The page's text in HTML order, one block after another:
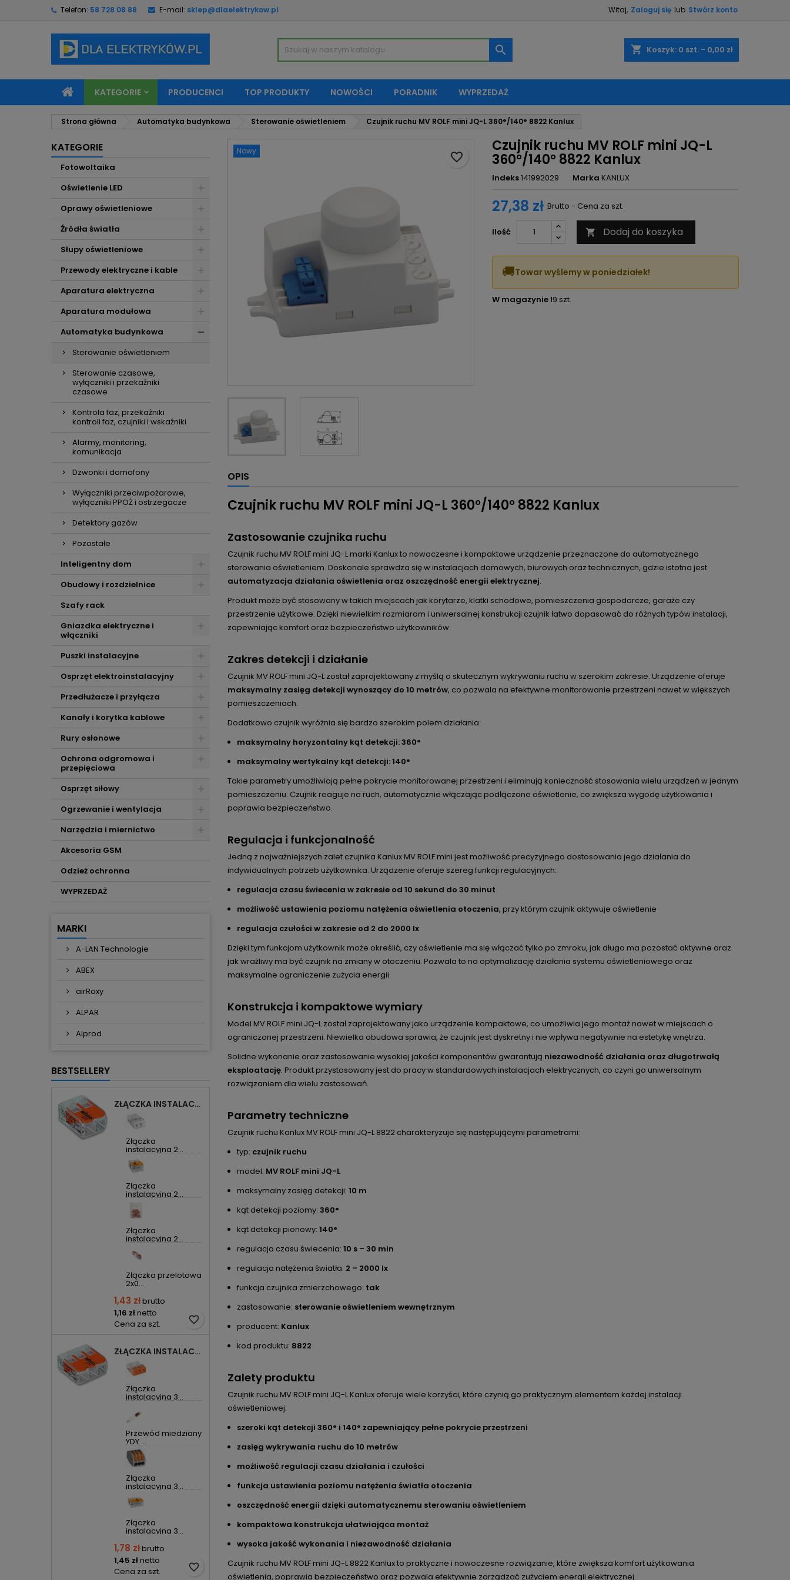
Telefon: 58 728 08 88 E-mail: sklep@dlaelektrykow.pl Witaj, Zaloguj się lub Stwórz konto
shopping_cart Koszyk: 0 szt. - 0,00 zł

KATEGORIE PRODUCENCI TOP PRODUKTY NOWOŚCI PORADNIK WYPRZEDAŻ
Strona główna Automatyka budynkowa Sterowanie oświetleniem Czujnik ruchu MV ROLF mini JQ-L 360°/140° 8822 Kanlux
KATEGORIE
Fotowoltaika
Oświetlenie LED
Oprawy oświetleniowe
Źródła światła
Słupy oświetleniowe
Przewody elektryczne i kable
Aparatura elektryczna
Aparatura modułowa
Automatyka budynkowa
Sterowanie oświetleniem
Sterowanie czasowe,
wyłączniki i przekaźniki
czasowe
Kontrola faz, przekaźniki
kontroli faz, czujniki i wskaźniki
Alarmy, monitoring,
komunikacja
Dzwonki i domofony
Wyłączniki przeciwpożarowe,
wyłączniki PPOŻ i ostrzegacze
Detektory gazów
Pozostałe
Inteligentny dom
Obudowy i rozdzielnice
Szafy rack
Gniazdka elektryczne i
włączniki
Puszki instalacyjne
Osprzęt elektroinstalacyjny
Przedłużacze i przyłącza
Kanały i korytka kablowe
Rury osłonowe
Ochrona odgromowa i
przepięciowa
Osprzęt siłowy
Ogrzewanie i wentylacja
Narzędzia i miernictwo
Akcesoria GSM
Odzież ochronna
WYPRZEDAŻ
MARKI
A-LAN Technologie
ABEX
airRoxy
ALPAR
Alprod
BESTSELLERY
ZŁĄCZKA INSTALACYJNA 2X UNIWERSALNA COMPACT 221-412 WAGO
Złączka
instalacyjna 2...
Złączka
instalacyjna 2...
Złączka
instalacyjna 2...
Złączka przelotowa
2x0...
1,43 złbrutto
1,16 złnetto
Cena za szt.
favorite_border
ZŁĄCZKA INSTALACYJNA 3X UNIWERSALNA COMPACT 221-413 WAGO
Złączka
instalacyjna 3...
Przewód miedziany
YDY ...
Złączka
instalacyjna 3...
Złączka
instalacyjna 3...
1,78 złbrutto
1,45 złnetto
Cena za szt.
favorite_border
Nowy Czujnik ruchu MV ROLF mini JQ-L
360°/140° 8822 Kanlux
Indeks141992029 Marka KANLUX
27,38 zł Brutto - Cena za szt.
Ilość  Dodaj do koszyka
favorite_border
🚚Towar wyślemy w poniedziałek!
W magazynie19 szt.
OPIS
Czujnik ruchu MV ROLF mini JQ-L 360°/140° 8822 Kanlux
Zastosowanie czujnika ruchu
Czujnik ruchu MV ROLF mini JQ-L marki Kanlux to nowoczesne i kompaktowe urządzenie przeznaczone do automatycznego
sterowania oświetleniem. Doskonale sprawdza się w instalacjach domowych, biurowych oraz technicznych, gdzie istotna jest
automatyzacja działania oświetlenia oraz oszczędność energii elektrycznej.
Produkt może być stosowany w takich miejscach jak korytarze, klatki schodowe, pomieszczenia gospodarcze, garaże czy
przestrzenie użytkowe. Dzięki niewielkim rozmiarom i uniwersalnej konstrukcji czujnik łatwo dopasować do różnych typów instalacji,
zapewniając komfort oraz bezpieczeństwo użytkowników.
Zakres detekcji i działanie
Czujnik MV ROLF mini JQ-L został zaprojektowany z myślą o skutecznym wykrywaniu ruchu w szerokim zakresie. Urządzenie oferuje
maksymalny zasięg detekcji wynoszący do 10 metrów, co pozwala na efektywne monitorowanie przestrzeni nawet w większych
pomieszczeniach.
Dodatkowo czujnik wyróżnia się bardzo szerokim polem działania:
maksymalny horyzontalny kąt detekcji: 360°
maksymalny wertykalny kąt detekcji: 140°
Takie parametry umożliwiają pełne pokrycie monitorowanej przestrzeni i eliminują konieczność stosowania wielu urządzeń w jednym
pomieszczeniu. Czujnik reaguje na ruch, automatycznie włączając podłączone oświetlenie, co zwiększa wygodę użytkowania i
poprawia bezpieczeństwo.
Regulacja i funkcjonalność
Jedną z najważniejszych zalet czujnika Kanlux MV ROLF mini jest możliwość precyzyjnego dostosowania jego działania do
indywidualnych potrzeb użytkownika. Urządzenie oferuje szereg funkcji regulacyjnych:
regulacja czasu świecenia w zakresie od 10 sekund do 30 minut
możliwość ustawienia poziomu natężenia oświetlenia otoczenia, przy którym czujnik aktywuje oświetlenie
regulacja czułości w zakresie od 2 do 2000 lx
Dzięki tym funkcjom użytkownik może określić, czy oświetlenie ma się włączać tylko po zmroku, jak długo ma pozostać aktywne oraz
jak wrażliwy ma być czujnik na zmiany w otoczeniu. Pozwala to na optymalizację działania systemu oświetleniowego oraz
maksymalne ograniczenie zużycia energii.
Konstrukcja i kompaktowe wymiary
Model MV ROLF mini JQ-L został zaprojektowany jako urządzenie kompaktowe, co umożliwia jego montaż nawet w miejscach o
ograniczonej przestrzeni. Niewielka obudowa sprawia, że czujnik jest dyskretny i nie wpływa negatywnie na estetykę wnętrza.
Solidne wykonanie oraz zastosowanie wysokiej jakości komponentów gwarantują niezawodność działania oraz długotrwałą
eksploatację. Produkt przystosowany jest do pracy w standardowych instalacjach elektrycznych, co czyni go uniwersalnym
rozwiązaniem dla wielu zastosowań.
Parametry techniczne
Czujnik ruchu Kanlux MV ROLF mini JQ-L 8822 charakteryzuje się następującymi parametrami:
typ: czujnik ruchu
model: MV ROLF mini JQ-L
maksymalny zasięg detekcji: 10 m
kąt detekcji poziomy: 360°
kąt detekcji pionowy: 140°
regulacja czasu świecenia: 10 s – 30 min
regulacja natężenia światła: 2 – 2000 lx
funkcja czujnika zmierzchowego: tak
zastosowanie: sterowanie oświetleniem wewnętrznym
producent: Kanlux
kod produktu: 8822
Zalety produktu
Czujnik ruchu MV ROLF mini JQ-L Kanlux oferuje wiele korzyści, które czynią go praktycznym elementem każdej instalacji
oświetleniowej:
szeroki kąt detekcji 360° i 140° zapewniający pełne pokrycie przestrzeni
zasięg wykrywania ruchu do 10 metrów
możliwość regulacji czasu działania i czułości
funkcja ustawienia poziomu natężenia światła otoczenia
oszczędność energii dzięki automatycznemu sterowaniu oświetleniem
kompaktowa konstrukcja ułatwiająca montaż
wysoka jakość wykonania i niezawodność działania
Czujnik ruchu MV ROLF mini JQ-L 8822 Kanlux to praktyczne i nowoczesne rozwiązanie, które zwiększa komfort użytkowania
oświetlenia, poprawia bezpieczeństwo oraz pozwala efektywnie zarządzać zużyciem energii elektrycznej.
Moje listy życzeń
Utwórz nową listę
Utwórz listę życzeń
Zaloguj się
Musisz być zalogowany by zapisać produkty na swojej liście życzeń.